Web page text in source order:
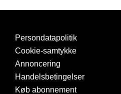
Persondatapolitik
Cookie-samtykke
Annoncering
Handelsbetingelser
Køb abonnement